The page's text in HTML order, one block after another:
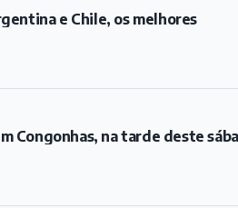
e Chile, os melhores
Congonhas, na tarde deste